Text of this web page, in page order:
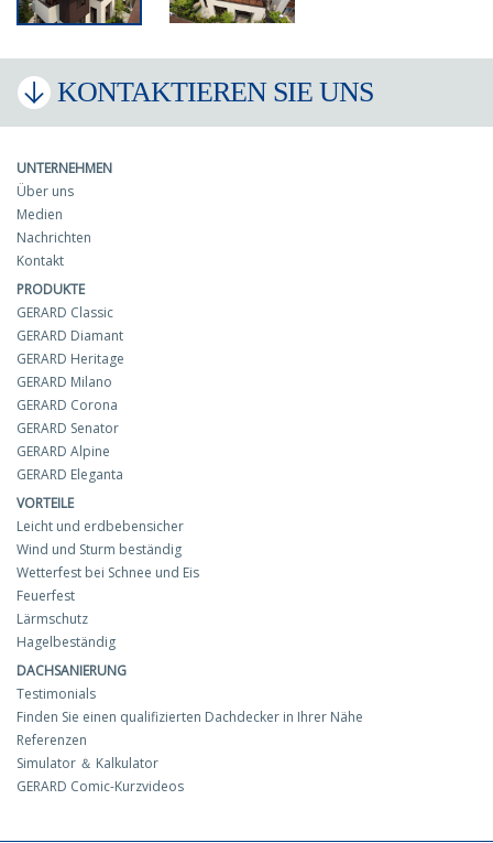
KONTAKTIEREN SIE UNS
UNTERNEHMEN
Über uns
Medien
Nachrichten
Kontakt
PRODUKTE
GERARD Classic
GERARD Diamant
GERARD Heritage
GERARD Milano
GERARD Corona
GERARD Senator
GERARD Alpine
GERARD Eleganta
VORTEILE
Leicht und erdbebensicher
Wind und Sturm beständig
Wetterfest bei Schnee und Eis
Feuerfest
Lärmschutz
Hagelbeständig
DACHSANIERUNG
Testimonials
Finden Sie einen qualifizierten Dachdecker in Ihrer Nähe
Referenzen
Simulator ＆ Kalkulator
GERARD Comic-Kurzvideos